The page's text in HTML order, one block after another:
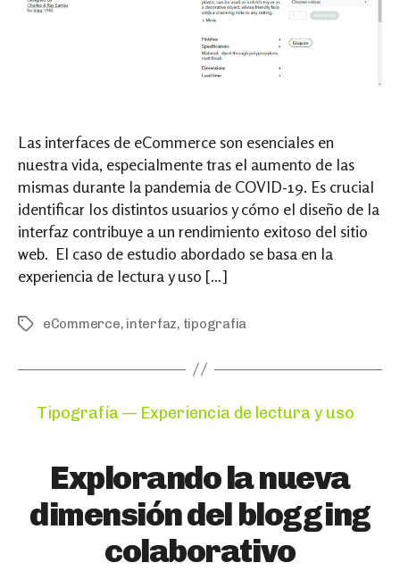
Las interfaces de eCommerce son esenciales en
nuestra vida, especialmente tras el aumento de las
mismas durante la pandemia de COVID-19. Es crucial
identificar los distintos usuarios y cómo el diseño de la
interfaz contribuye a un rendimiento exitoso del sitio
web. El caso de estudio abordado se basa en la
experiencia de lectura y uso […]
TagseCommerce, interfaz, tipografia
Categories
Tipografía — Experiencia de lectura y uso
Explorando la nueva
dimensión del blogging
colaborativo